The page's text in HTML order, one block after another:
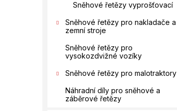
Sněhové řetězy vyprošťovací
Sněhové řetězy pro nakladače a
zemní stroje
Sněhové řetězy pro
vysokozdvižné vozíky
Sněhové řetězy pro malotraktory
Náhradní díly pro sněhové a
záběrové řetězy